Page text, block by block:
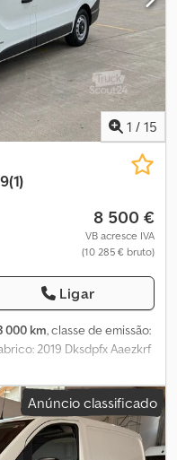
1 / 15
8 500 €
VB acresce IVA
(10 285 € bruto)
Ligar
000 km, classe de emissão:
2019 Dksdpfx Aaezkrf
Anúncio classificado